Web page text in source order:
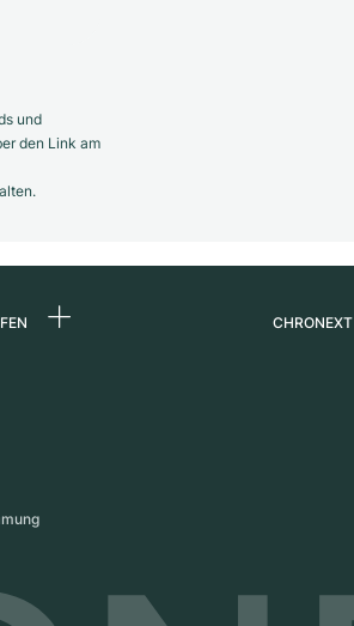
und
den Link am
CHRONEXT